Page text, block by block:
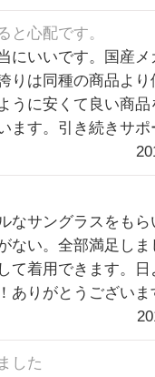
と心配です。
にいいです。国産
りは同種の商品より
うに安くて良い商品
ます。引き続きサポ
なサングラスをもら
ない。全部満足し
て着用できます。日
ありがとうございま
した